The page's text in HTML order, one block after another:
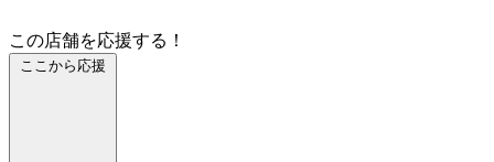
この店舗を応援する！
ここから応援